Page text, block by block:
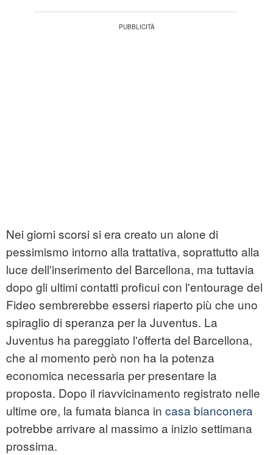
Nei giorni scorsi si era creato un alone di
pessimismo intorno alla trattativa, soprattutto alla
luce dell'inserimento del Barcellona, ma tuttavia
dopo gli ultimi contatti proficui con l'entourage del
Fideo sembrerebbe essersi riaperto più che uno
spiraglio di speranza per la Juventus. La
Juventus ha pareggiato l'offerta del Barcellona,
che al momento però non ha la potenza
economica necessaria per presentare la
proposta. Dopo il riavvicinamento registrato nelle
ultime ore, la fumata bianca in casa bianconera
potrebbe arrivare al massimo a inizio settimana
prossima.